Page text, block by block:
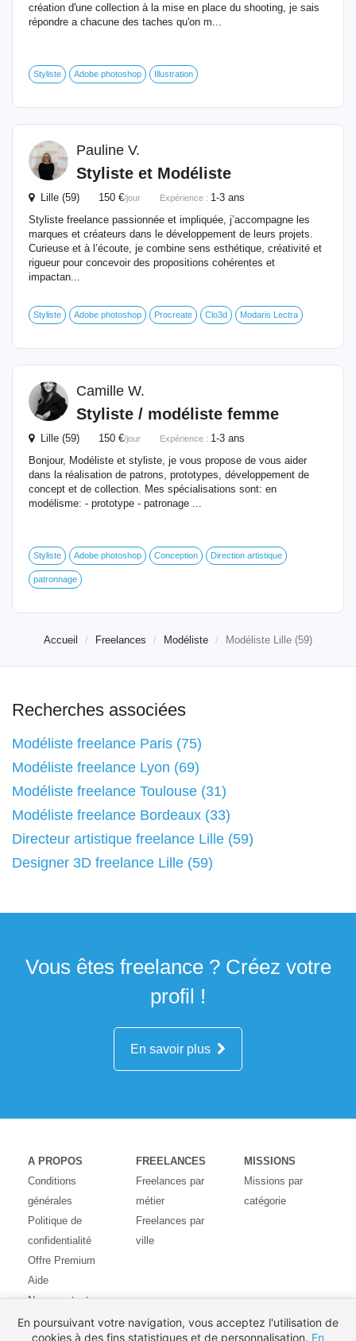
création d'une collection à la mise en place du shooting, je sais
répondre a chacune des taches qu'on m...
Styliste Adobe photoshop Illustration
Pauline V.
Styliste et Modéliste
Lille (59) 150 €/jour Expérience : 1-3 ans
Styliste freelance passionnée et impliquée, j’accompagne les
marques et créateurs dans le développement de leurs projets.
Curieuse et à l’écoute, je combine sens esthétique, créativité et
rigueur pour concevoir des propositions cohérentes et
impactan...
Styliste Adobe photoshop Procreate Clo3d Modaris Lectra
Camille W.
Styliste / modéliste femme
Lille (59) 150 €/jour Expérience : 1-3 ans
Bonjour, Modéliste et styliste, je vous propose de vous aider
dans la réalisation de patrons, prototypes, développement de
concept et de collection. Mes spécialisations sont: en
modélisme: - prototype - patronage ...
Styliste Adobe photoshop Conception Direction artistique
patronnage
Accueil Freelances Modéliste Modéliste Lille (59)
Recherches associées
Modéliste freelance Paris (75)
Modéliste freelance Lyon (69)
Modéliste freelance Toulouse (31)
Modéliste freelance Bordeaux (33)
Directeur artistique freelance Lille (59)
Designer 3D freelance Lille (59)
Vous êtes freelance ? Créez votre
profil !
En savoir plus
A PROPOS
Conditions
générales
Politique de
confidentialité
Offre Premium
Aide
Nous contacter
Avis des
FREELANCES
Freelances par
métier
Freelances par
ville
MISSIONS
Missions par
catégorie
En poursuivant votre navigation, vous acceptez l'utilisation de
cookies à des fins statistiques et de personnalisation. En